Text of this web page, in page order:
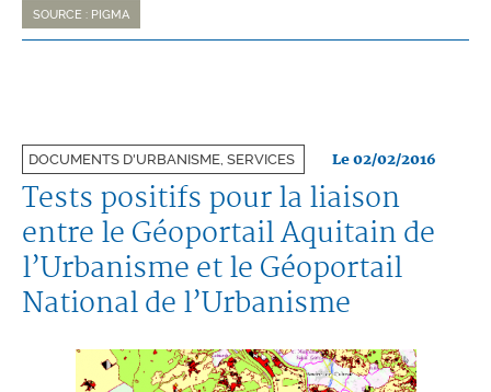
SOURCE : PIGMA
DOCUMENTS D'URBANISME, SERVICES Le 02/02/2016
Tests positifs pour la liaison
entre le Géoportail Aquitain de
l’Urbanisme et le Géoportail
National de l’Urbanisme